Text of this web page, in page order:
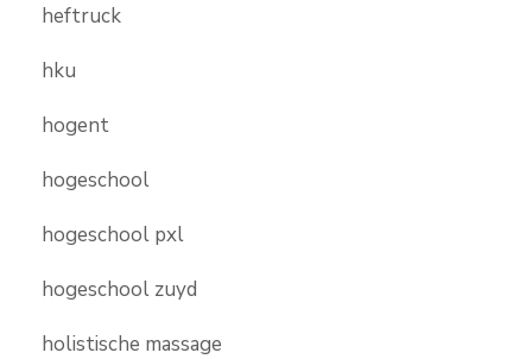
heftruck
hku
hogent
hogeschool
hogeschool pxl
hogeschool zuyd
holistische massage